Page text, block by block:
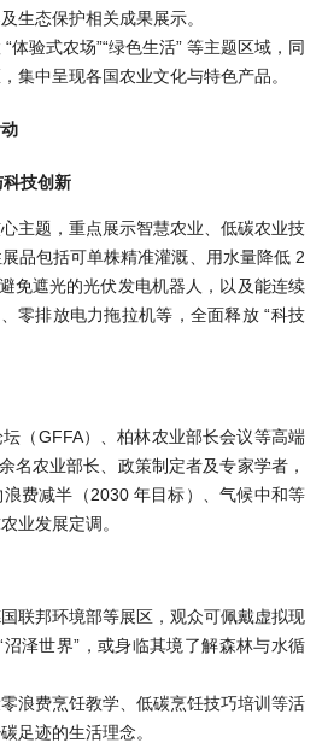
生态保护相关成果展示。
体验式农场”“绿色生活” 等主题区域，同
集中呈现各国农业文化与特色产品。
技创新
主题，重点展示智慧农业、低碳农业技
品包括可单株精准灌溉、用水量降低 2
免遮光的光伏发电机器人，以及能连续
零排放电力拖拉机等，全面释放 “科技
（GFFA）、柏林农业部长会议等高端
名农业部长、政策制定者及专家学者，
费减半（2030 年目标）、气候中和等
业发展定调。
联邦环境部等展区，观众可佩戴虚拟现
泽世界”，或身临其境了解森林与水循
浪费烹饪教学、低碳烹饪技巧培训等活
足迹的生活理念。